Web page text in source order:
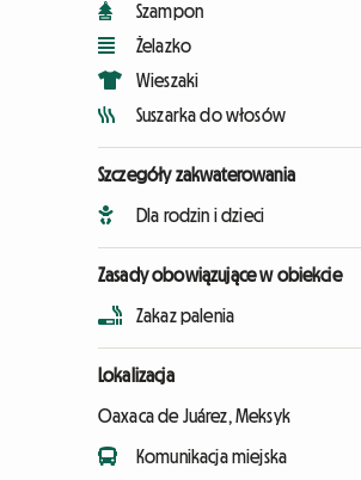
Szampon
Żelazko
Wieszaki
Suszarka do włosów
Szczegóły zakwaterowania
Dla rodzin i dzieci
Zasady obowiązujące w obiekcie
Zakaz palenia
Lokalizacja
Oaxaca de Juárez, Meksyk
Komunikacja miejska